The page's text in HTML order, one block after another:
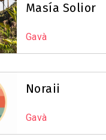
Masía Solior
Gavà
Noraii
Gavà